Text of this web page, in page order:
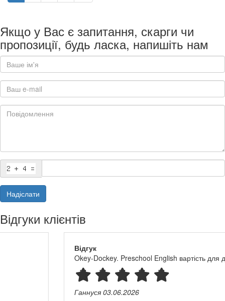
Якщо у Вас є запитання, скарги чи
пропозиції, будь ласка, напишіть нам
Надіслати
Відгуки клієнтів
Okey-Dockey. Preschool English вартість для дітей і вчителя
03.06.2026